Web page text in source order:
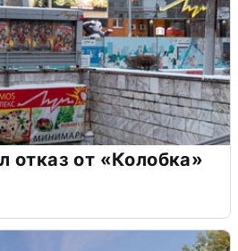
отказ от «Колобка»